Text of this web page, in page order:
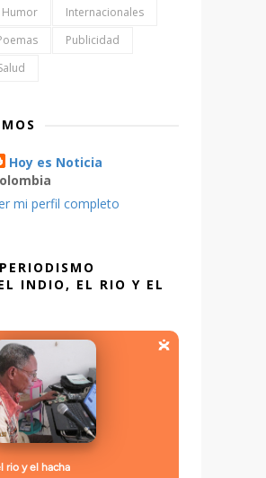
Humor
Internacionales
Publicidad
Hoy es Noticia
mi perfil completo
INDIO, EL RIO Y EL